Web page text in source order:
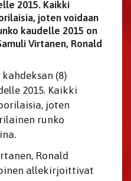
2015. Kaikki
joten voidaan
kaudelle 2015 on
Virtanen, Ronald
(8)
2015. Kaikki
joten
runko
Ronald
allekirjoittivat